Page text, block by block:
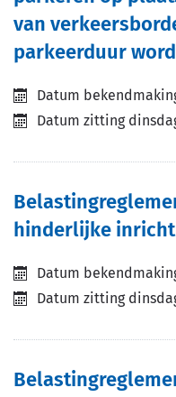
van
parkeerduur
Datum
Datum zitting
hinderlijke
Datum
Datum zitting